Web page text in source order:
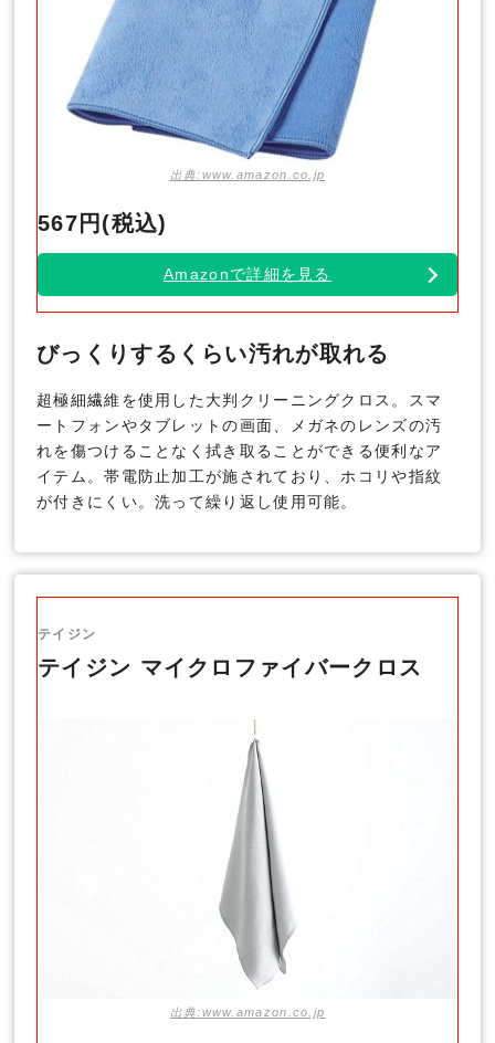
出典:www.amazon.co.jp
567円(税込)
Amazonで詳細を見る
びっくりするくらい汚れが取れる
超極細繊維を使用した大判クリーニングクロス。スマ
ートフォンやタブレットの画面、メガネのレンズの汚
れを傷つけることなく拭き取ることができる便利なア
イテム。帯電防止加工が施されており、ホコリや指紋
が付きにくい。洗って繰り返し使用可能。
テイジン
テイジン マイクロファイバークロス
出典:www.amazon.co.jp